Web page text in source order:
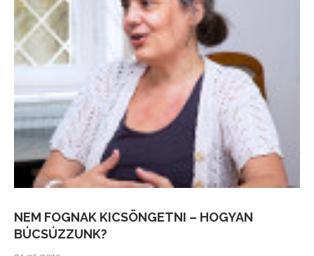
NEM FOGNAK KICSÖNGETNI – HOGYAN
BÚCSÚZZUNK?